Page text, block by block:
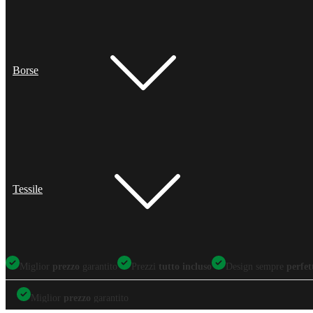
Borse
Tessile
Miglior prezzo garantito Prezzi tutto incluso Design sempre
Miglior
Prezzi tutto incluso
Miglior prezzo garantito